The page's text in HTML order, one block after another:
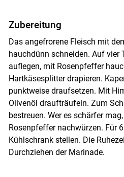
Skip to
Zubereitung
Das angefrorene Fleisch mit
hauchdünn schneiden. Auf vier
auflegen, mit Rosenpfeffer
Hartkäsesplitter drapieren.
punktweise draufsetzen. Mit
Olivenöl draufträufeln. Zum
bestreuen. Wer es schärfer
Rosenpfeffer nachwürzen. Für
Kühlschrank stellen. Die
Durchziehen der Marinade.